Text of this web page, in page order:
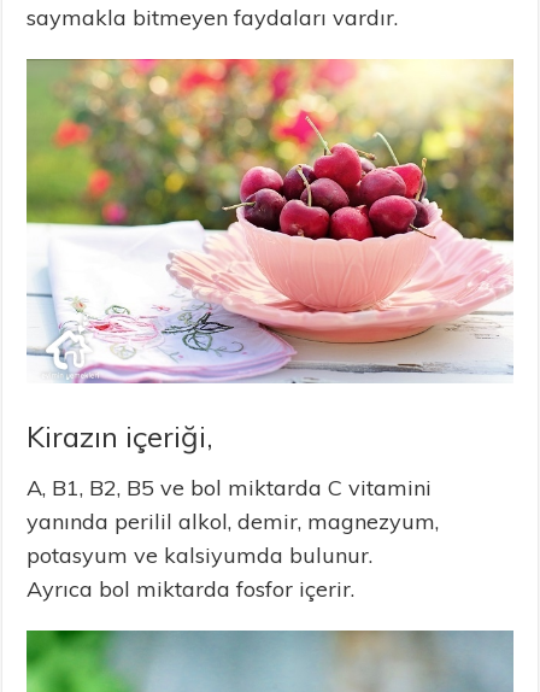
saymakla bitmeyen faydaları vardır.
Kirazın içeriği,
A, B1, B2, B5 ve bol miktarda C vitamini
yanında perilil alkol, demir, magnezyum,
potasyum ve kalsiyumda bulunur.
Ayrıca bol miktarda fosfor içerir.